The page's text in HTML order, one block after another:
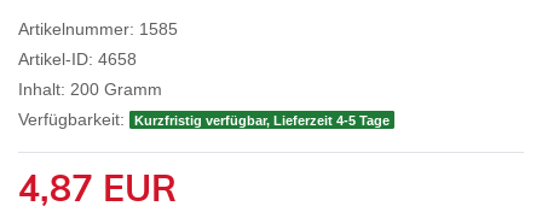
Artikelnummer: 1585
Artikel-ID: 4658
Inhalt: 200 Gramm
Verfügbarkeit:
Kurzfristig verfügbar, Lieferzeit 4-5 Tage
4,87 EUR